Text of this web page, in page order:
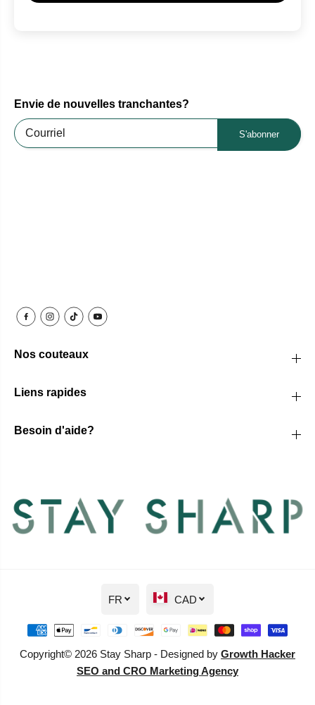
Envie de nouvelles tranchantes?
S'abonner
Nos couteaux
Liens rapides
Besoin d'aide?
Copyright© 2026 Stay Sharp - Designed by Growth Hacker
SEO and CRO Marketing Agency
FR CAD